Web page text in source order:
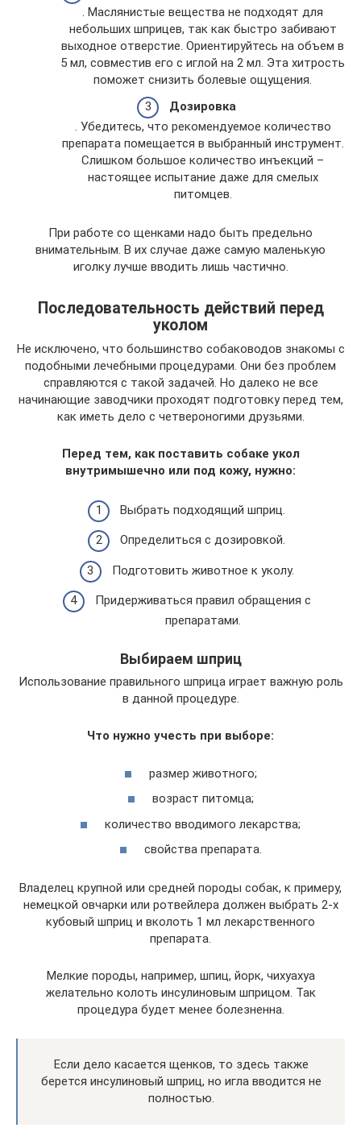
. Маслянистые вещества не подходят для
небольших шприцев, так как быстро забивают
выходное отверстие. Ориентируйтесь на объем в
5 мл, совместив его с иглой на 2 мл. Эта хитрость
поможет снизить болевые ощущения.
Дозировка
. Убедитесь, что рекомендуемое количество
препарата помещается в выбранный инструмент.
Слишком большое количество инъекций –
настоящее испытание даже для смелых
питомцев.
При работе со щенками надо быть предельно
внимательным. В их случае даже самую маленькую
иголку лучше вводить лишь частично.
Последовательность действий перед
уколом
Не исключено, что большинство собаководов знакомы с
подобными лечебными процедурами. Они без проблем
справляются с такой задачей. Но далеко не все
начинающие заводчики проходят подготовку перед тем,
как иметь дело с четвероногими друзьями.
Перед тем, как поставить собаке укол
внутримышечно или под кожу, нужно:
Выбрать подходящий шприц.
Определиться с дозировкой.
Подготовить животное к уколу.
Придерживаться правил обращения с
препаратами.
Выбираем шприц
Использование правильного шприца играет важную роль
в данной процедуре.
Что нужно учесть при выборе:
размер животного;
возраст питомца;
количество вводимого лекарства;
свойства препарата.
Владелец крупной или средней породы собак, к примеру,
немецкой овчарки или ротвейлера должен выбрать 2-х
кубовый шприц и вколоть 1 мл лекарственного
препарата.
Мелкие породы, например, шпиц, йорк, чихуахуа
желательно колоть инсулиновым шприцом. Так
процедура будет менее болезненна.
Если дело касается щенков, то здесь также
берется инсулиновый шприц, но игла вводится не
полностью.